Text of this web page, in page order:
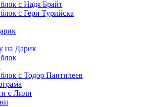
с Надя Брайт
с Гери Турийска
на Дарик
с Тодор Пантилеев
с Лили